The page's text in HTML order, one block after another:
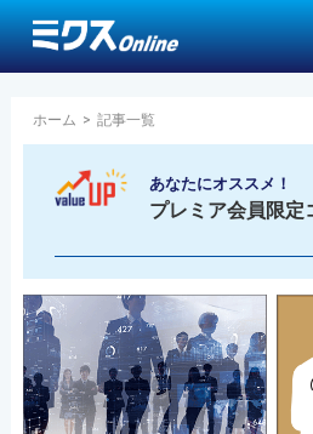
ホーム > 記事一覧
あなたにオススメ！
プレミア会員限定